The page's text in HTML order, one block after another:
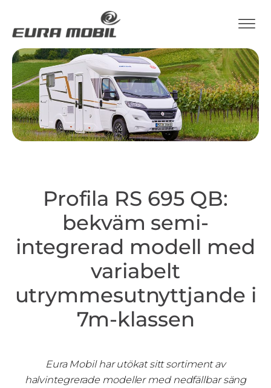
Profila RS 695 QB:
bekväm semi-
integrerad modell med
variabelt
utrymmesutnyttjande i
7m-klassen
Eura Mobil har utökat sitt sortiment av
halvintegrerade modeller med nedfällbar säng